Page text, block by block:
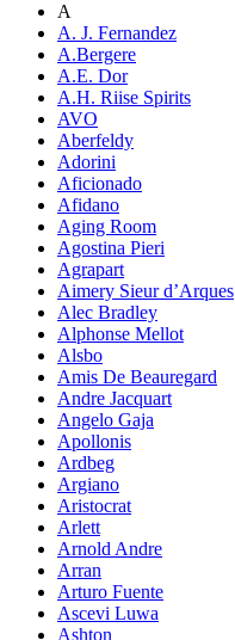
A
A. J. Fernandez
A.Bergere
A.E. Dor
A.H. Riise Spirits
AVO
Aberfeldy
Adorini
Aficionado
Afidano
Aging Room
Agostina Pieri
Agrapart
Aimery Sieur d’Arques
Alec Bradley
Alphonse Mellot
Alsbo
Amis De Beauregard
Andre Jacquart
Angelo Gaja
Apollonis
Ardbeg
Argiano
Aristocrat
Arlett
Arnold Andre
Arran
Arturo Fuente
Ascevi Luwa
Ashton